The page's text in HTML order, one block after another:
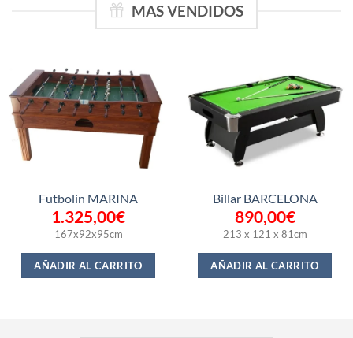
MAS VENDIDOS
Futbolin MARINA
1.325,00€
167x92x95cm
AÑADIR AL CARRITO
Billar BARCELONA
890,00€
213 x 121 x 81cm
AÑADIR AL CARRITO